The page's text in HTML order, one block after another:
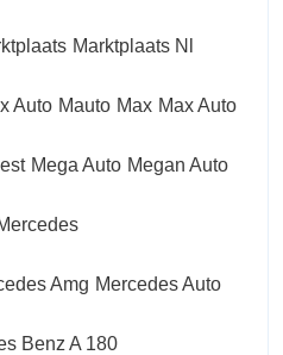
Marktplaats Nl
Auto Mauto Max Max Auto
Mega Auto Megan Auto
Amg Mercedes Auto
Benz A 180